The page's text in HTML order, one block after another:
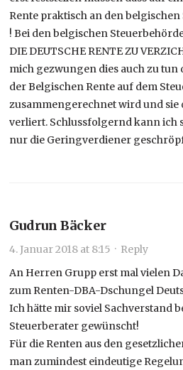
Rente praktisch an den
! Bei den belgischen
DIE DEUTSCHE RENTE ZU
mich gezwungen dies auch zu tun
der Belgischen Rente auf dem
zusammengerechnet wird und sie
verliert. Schlussfolgernd kann ich
nur die Geringverdiener
Gudrun Bäcker
4. Januar 2018 at 8:15 · Reply
An Herren Grupp erst mal vielen
zum Renten-DBA-Dschungel
Ich hätte mir soviel Sachverstand
Steuerberater gewünscht!
Für die Renten aus den
man zumindest eindeutige